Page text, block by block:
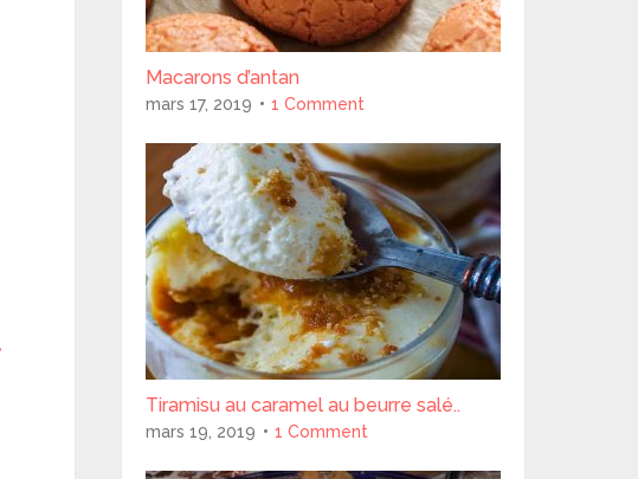
Macarons d’antan
mars 17, 2019 1 Comment
Tiramisu au caramel au beurre salé..
mars 19, 2019 1 Comment